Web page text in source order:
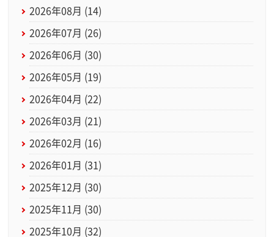
2026年08月 (14)
2026年07月 (26)
2026年06月 (30)
2026年05月 (19)
2026年04月 (22)
2026年03月 (21)
2026年02月 (16)
2026年01月 (31)
2025年12月 (30)
2025年11月 (30)
2025年10月 (32)